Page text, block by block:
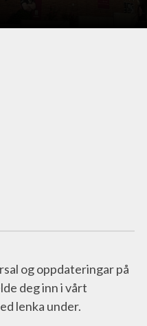
og oppdateringar på
deg inn i vårt
lenka under.